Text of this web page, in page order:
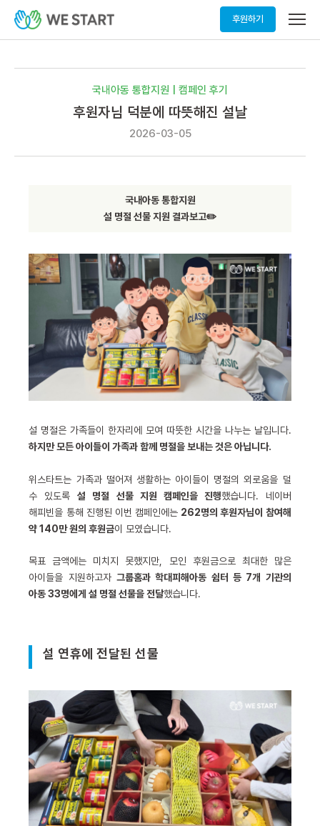
후원하기
메
열
국내아동 통합지원 | 캠페인 후기
후원자님 덕분에 따뜻해진 설날
2026-03-05
국내아동 통합지원
설 명절 선물 지원 결과보고✏️
설 명절은 가족들이 한자리에 모여 따뜻한 시간을 나누는 날입니다.
하지만 모든 아이들이 가족과 함께 명절을 보내는 것은 아닙니다.
위스타트는 가족과 떨어져 생활하는 아이들이 명절의 외로움을 덜
수 있도록설 명절 선물 지원 캠페인을 진행했습니다. 네이버
해피빈을 통해 진행된 이번 캠페인에는 262명의 후원자님이 참여해
약 140만 원의 후원금이 모였습니다.
목표 금액에는 미치지 못했지만, 모인 후원금으로 최대한 많은
아이들을 지원하고자그룹홈과 학대피해아동 쉼터 등 7개 기관의
아동 33명에게 설 명절 선물을 전달했습니다.
설 연휴에 전달된 선물